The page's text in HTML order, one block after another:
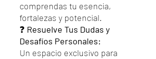
comprendas tu esencia,
fortalezas y potencial.
❓ Resuelve Tus Dudas y
Desafíos Personales:
Un espacio exclusivo para